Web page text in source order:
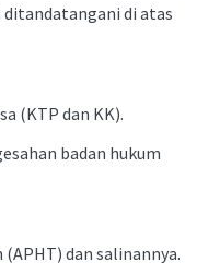
di atas
(KTP dan KK).
badan hukum
dan salinannya.